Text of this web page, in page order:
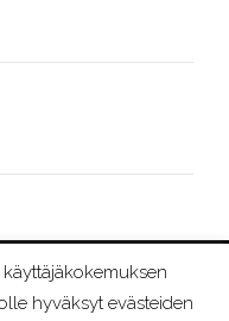
hyväksyt evästeiden